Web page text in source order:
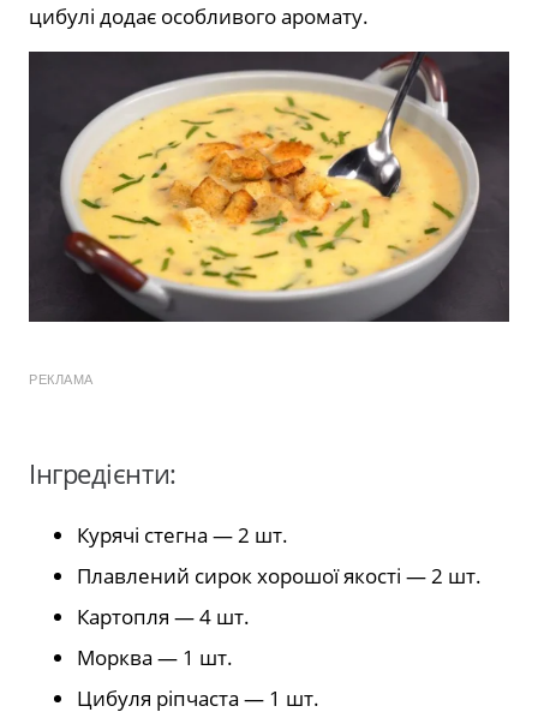
цибулі додає особливого аромату.
РЕКЛАМА
Інгредієнти:
Курячі стегна — 2 шт.
Плавлений сирок хорошої якості — 2 шт.
Картопля — 4 шт.
Морква — 1 шт.
Цибуля ріпчаста — 1 шт.